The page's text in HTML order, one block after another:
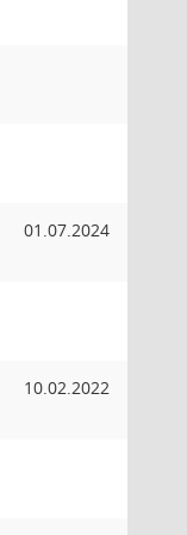
01.07.2024
10.02.2022